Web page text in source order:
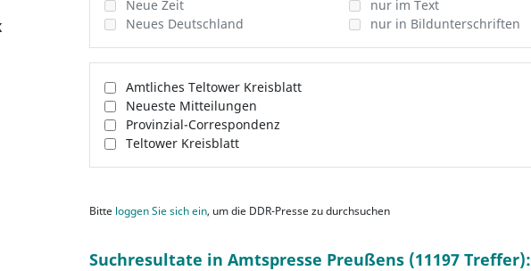
Neue Zeit
Neues Deutschland
nur im Text
nur in Bildunterschriften
Amtliches Teltower Kreisblatt
Neueste Mitteilungen
Provinzial-Correspondenz
Teltower Kreisblatt
Bitte loggen Sie sich ein, um die DDR-Presse zu durchsuchen
Suchresultate in Amtspresse Preußens (11197 Treffer):